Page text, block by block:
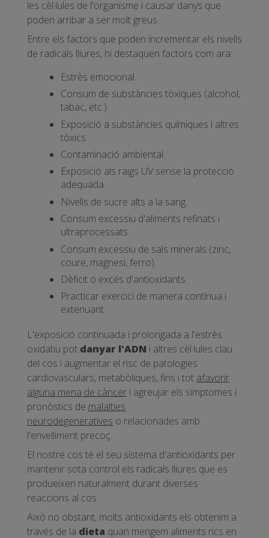
les cèl·lules de l'organisme i causar danys que
poden arribar a ser molt greus.
Entre els factors que poden incrementar els nivells
de radicals lliures, hi destaquen factors com ara:
Estrès emocional.
Consum de substàncies tòxiques (alcohol,
tabac, etc.).
Exposició a substàncies químiques i altres
tòxics.
Contaminació ambiental.
Exposició als raigs UV sense la protecció
adequada.
Nivells de sucre alts a la sang.
Consum excessiu d'aliments refinats i
ultraprocessats.
Consum excessiu de sals minerals (zinc,
coure, magnesi, ferro).
Dèficit o excés d'antioxidants.
Practicar exercici de manera contínua i
extenuant.
L'exposició continuada i prolongada a l'estrès
oxidatiu pot danyar l'ADN i altres cèl·lules clau
del cos i augmentar el risc de patologies
cardiovasculars, metabòliques, fins i tot afavorir
alguna mena de càncer i agreujar els símptomes i
pronòstics de malalties
neurodegeneratives o relacionades amb
l'envelliment precoç.
El nostre cos té el seu sistema d'antioxidants per
mantenir sota control els radicals lliures que es
produeixen naturalment durant diverses
reaccions al cos.
Això no obstant, molts antioxidants els obtenim a
través de la dieta quan mengem aliments rics en